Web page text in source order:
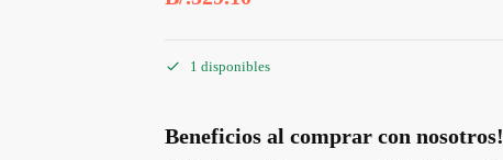
1 disponibles
Beneficios al comprar con nosotros!